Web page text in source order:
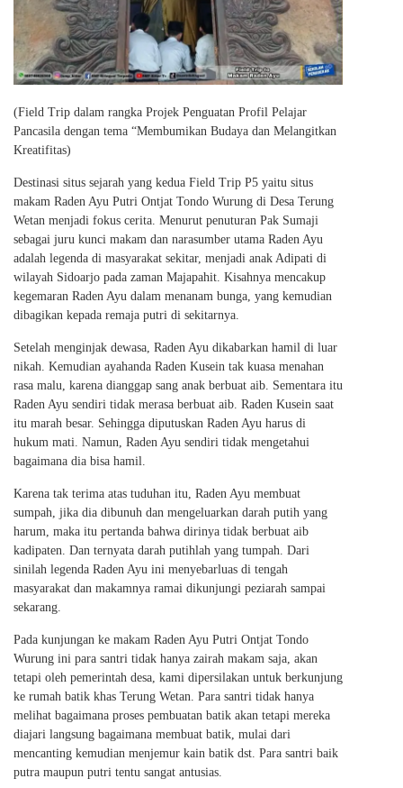
(Field Trip dalam rangka Projek Penguatan Profil Pelajar
Pancasila dengan tema “Membumikan Budaya dan Melangitkan
Kreatifitas)
Destinasi situs sejarah yang kedua Field Trip P5 yaitu situs
makam Raden Ayu Putri Ontjat Tondo Wurung di Desa Terung
Wetan menjadi fokus cerita. Menurut penuturan Pak Sumaji
sebagai juru kunci makam dan narasumber utama Raden Ayu
adalah legenda di masyarakat sekitar, menjadi anak Adipati di
wilayah Sidoarjo pada zaman Majapahit. Kisahnya mencakup
kegemaran Raden Ayu dalam menanam bunga, yang kemudian
dibagikan kepada remaja putri di sekitarnya.
Setelah menginjak dewasa, Raden Ayu dikabarkan hamil di luar
nikah. Kemudian ayahanda Raden Kusein tak kuasa menahan
rasa malu, karena dianggap sang anak berbuat aib. Sementara itu
Raden Ayu sendiri tidak merasa berbuat aib. Raden Kusein saat
itu marah besar. Sehingga diputuskan Raden Ayu harus di
hukum mati. Namun, Raden Ayu sendiri tidak mengetahui
bagaimana dia bisa hamil.
Karena tak terima atas tuduhan itu, Raden Ayu membuat
sumpah, jika dia dibunuh dan mengeluarkan darah putih yang
harum, maka itu pertanda bahwa dirinya tidak berbuat aib
kadipaten. Dan ternyata darah putihlah yang tumpah. Dari
sinilah legenda Raden Ayu ini menyebarluas di tengah
masyarakat dan makamnya ramai dikunjungi peziarah sampai
sekarang.
Pada kunjungan ke makam Raden Ayu Putri Ontjat Tondo
Wurung ini para santri tidak hanya zairah makam saja, akan
tetapi oleh pemerintah desa, kami dipersilakan untuk berkunjung
ke rumah batik khas Terung Wetan. Para santri tidak hanya
melihat bagaimana proses pembuatan batik akan tetapi mereka
diajari langsung bagaimana membuat batik, mulai dari
mencanting kemudian menjemur kain batik dst. Para santri baik
putra maupun putri tentu sangat antusias.